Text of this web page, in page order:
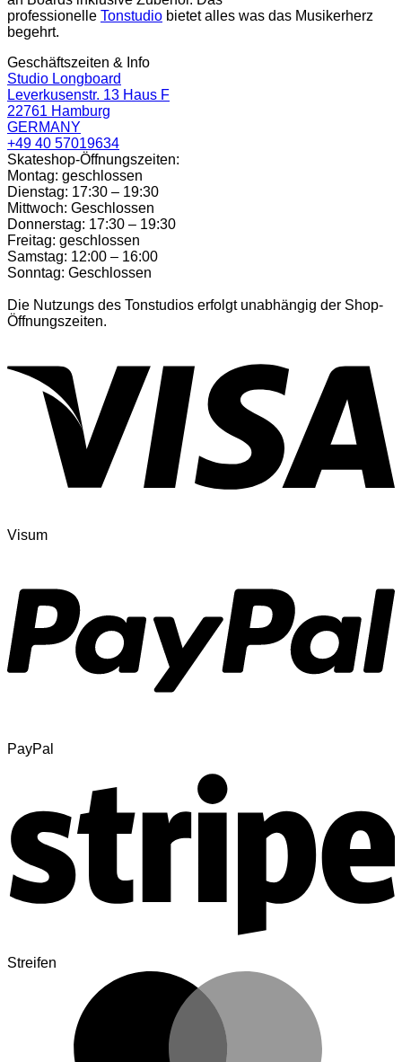
professionelle Tonstudio bietet alles was das Musikerherz
begehrt.
Geschäftszeiten & Info
Studio Longboard
Leverkusenstr. 13 Haus F
22761 Hamburg
GERMANY
+49 40 57019634
Skateshop-Öffnungszeiten:
Montag: geschlossen
Dienstag: 17:30 – 19:30
Mittwoch: Geschlossen
Donnerstag: 17:30 – 19:30
Freitag: geschlossen
Samstag: 12:00 – 16:00
Sonntag: Geschlossen
Die Nutzungs des Tonstudios erfolgt unabhängig der Shop-
Öffnungszeiten.
Visum
PayPal
Streifen